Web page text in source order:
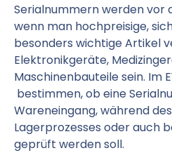
Serialnummern werden vor
wenn man hochpreisige,
besonders wichtige Artikel
Elektronikgeräte,
Maschinenbauteile sein. Im
bestimmen, ob eine
Wareneingang, während
Lagerprozesses oder auch
geprüft werden soll.